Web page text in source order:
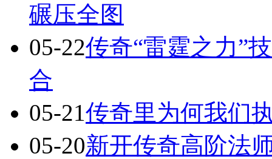
碾压全图
05-22传奇“雷霆之力”
合
05-21传奇里为何我们
05-20新开传奇高阶法